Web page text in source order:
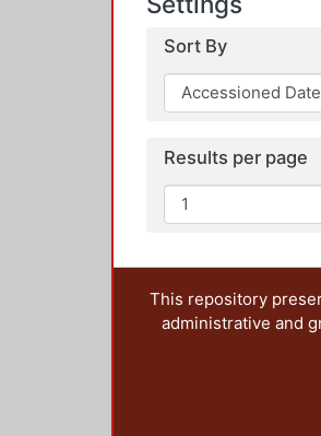
Sort By
Results per page
This repository
administrative and